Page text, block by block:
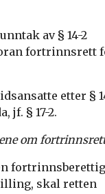
av § 14-2
fortrinnsrett
etter §
jf. § 17-2.
om
skal retten